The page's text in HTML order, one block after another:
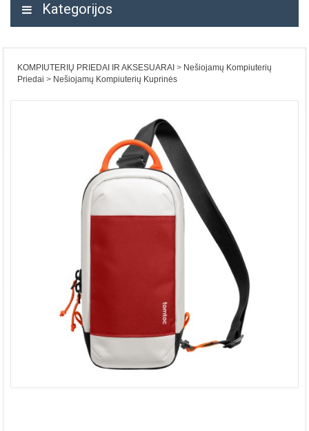
Kategorijos
KOMPIUTERIŲ PRIEDAI IR AKSESUARAI
Nešiojamų Kompiuterių
Priedai
Nešiojamų Kompiuterių Kuprinės